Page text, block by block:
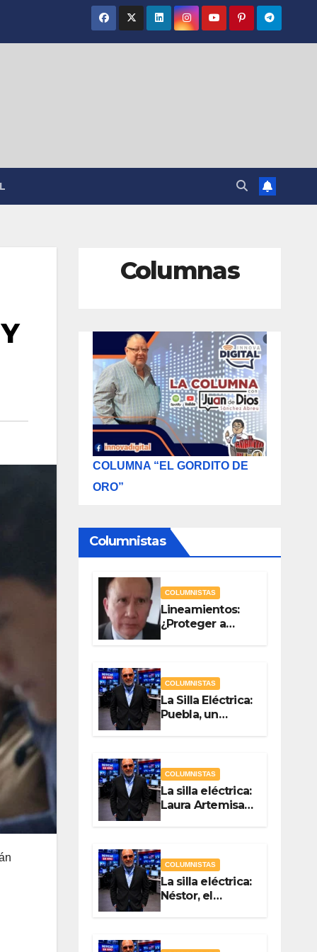
Columnas
COLUMNA “EL GORDITO DE
ORO”
Columnistas
COLUMNISTAS
Lineamientos:
¿Proteger a
Quién? Por
Hernández
COLUMNISTAS
La Silla Eléctrica:
Puebla, un
gobierno sin
COLUMNISTAS
La silla eléctrica:
Laura Artemisa
la maestra de las
Por Antonio
Ladrón de
Guevara
COLUMNISTAS
La silla eléctrica:
Néstor, el
Chapulín Naranja
Ladrón de